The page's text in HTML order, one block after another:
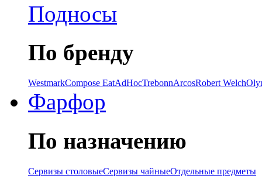
Подносы
По бренду
WestmarkCompose EatAdHocTrebonnArcosRobert Welch
Фарфор
По назначению
Сервизы столовыеСервизы чайныеОтдельные предметы